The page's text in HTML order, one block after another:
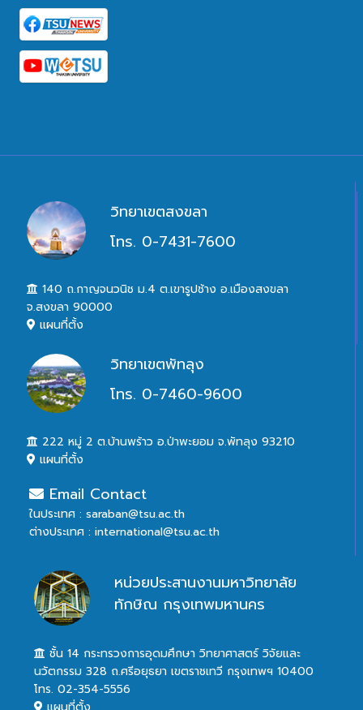
วิทยาเขตสงขลา
โทร. 0-7431-7600
140 ถ.กาญจนวนิช ม.4 ต.เขารูปช้าง อ.เมืองสงขลา
จ.สงขลา 90000
แผนที่ตั้ง
วิทยาเขตพัทลุง
โทร. 0-7460-9600
222 หมู่ 2 ต.บ้านพร้าว อ.ป่าพะยอม จ.พัทลุง 93210
แผนที่ตั้ง
Email Contact
ในประเทศ : saraban@tsu.ac.th
ต่างประเทศ : international@tsu.ac.th
หน่วยประสานงานมหาวิทยาลัย
ทักษิณ กรุงเทพมหานคร
ชั้น 14 กระทรวงการอุดมศึกษา วิทยาศาสตร์ วิจัยและ
นวัตกรรม 328 ถ.ศรีอยุธยา เขตราชเทวี กรุงเทพฯ 10400
โทร. 02-354-5556